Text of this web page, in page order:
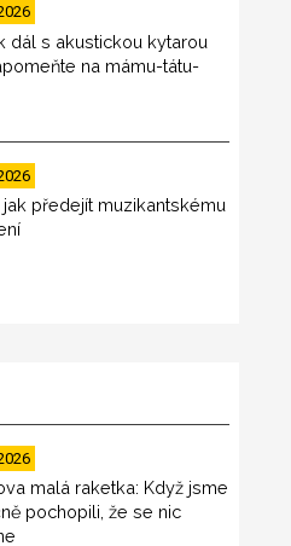
dál s akustickou kytarou
na mámu-tátu-
jak předejít muzikantskému
malá raketka: Když jsme
pochopili, že se nic